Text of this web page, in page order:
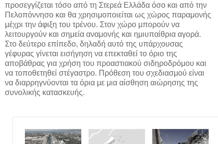
προσεγγίζεται τόσο από τη Στερεά Ελλάδα όσο και από την
Πελοπόννησο και θα χρησιμοποιείται ως χώρος παραμονής
μέχρι την άφιξη του τρένου. Στον χώρο μπορούν να
λειτουργούν και σημεία αναμονής και ημιυπαίθρια αγορά.
Στο δεύτερο επίπεδο, δηλαδή αυτό της υπάρχουσας
γέφυρας γίνεται εισήγηση να επεκταθεί το όριο της
αποβάθρας για χρήση του προαστιακού σιδηροδρόμου και
να τοποθετηθεί στέγαστρο. Πρόθεση του σχεδιασμού είναι
να διαρρηγνύονται τα όρια με μια αίσθηση αιώρησης της
συνολικής κατασκευής.